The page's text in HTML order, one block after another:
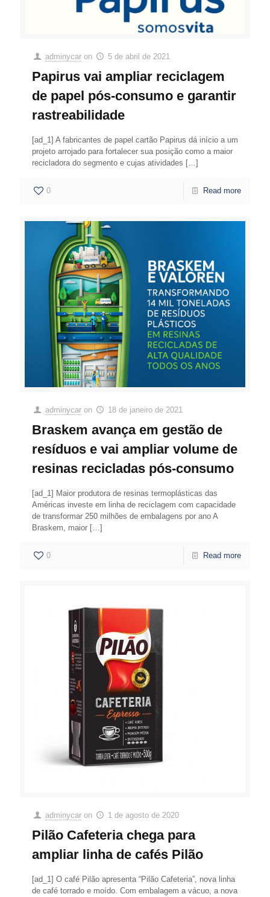
adminycar on 5 de abril de 2021
Papirus vai ampliar reciclagem
de papel pós-consumo e garantir
rastreabilidade
[ad_1] A fabricantes de papel cartão Papirus dá início a um
projeto arrojado para fortalecer sua posição como a maior
recicladora do segmento e cujas atividades […]
0 Read more
adminycar on 18 de janeiro de 2021
Braskem avança em gestão de
resíduos e vai ampliar volume de
resinas recicladas pós-consumo
[ad_1] Maior produtora de resinas termoplásticas das
Américas investe em linha de reciclagem com capacidade
de transformar 250 milhões de embalagens por ano A
Braskem, maior […]
0 Read more
adminycar on 1 de agosto de 2020
Pilão Cafeteria chega para
ampliar linha de cafés Pilão
[ad_1] O café Pilão apresenta “Pilão Cafeteria”, nova linha
de café torrado e moído. Com embalagem a vácuo, a nova